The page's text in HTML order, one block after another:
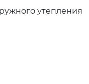
утепления